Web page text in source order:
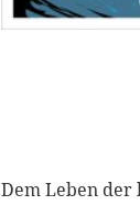
Dem Leben